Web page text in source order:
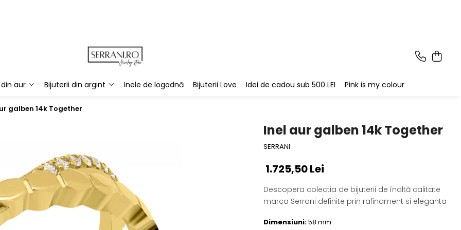
aur Bijuterii din argint Inele de logodnă Bijuterii Love Idei de cadou sub 500 LEI Pink is my colour
galben 14k Together
Inel aur galben 14k Together
SERRANI
1.725,50 Lei
Descopera colectia de bijuterii de înaltă calitate
marca Serrani definite prin rafinament si eleganta
Dimensiuni:58 mm